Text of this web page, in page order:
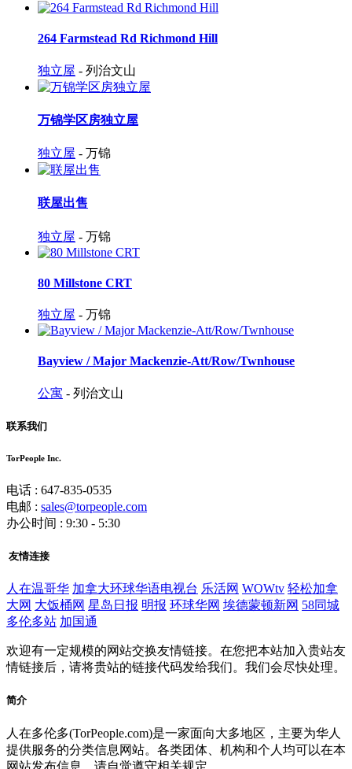
264 Farmstead Rd Richmond Hill
独立屋 - 列治文山
万锦学区房独立屋
独立屋 - 万锦
联屋出售
独立屋 - 万锦
80 Millstone CRT
独立屋 - 万锦
Bayview / Major Mackenzie-Att/Row/Twnhouse
公寓 - 列治文山
联系我们
TorPeople Inc.
电话 : 647-835-0535
电邮 : sales@torpeople.com
办公时间 : 9:30 - 5:30
友情连接
人在温哥华 加拿大环球华语电视台 乐活网 WOWtv 轻松加拿
大网 大饭桶网 星岛日报 明报 环球华网 埃德蒙顿新网 58同城
多伦多站 加国通
欢迎有一定规模的网站交换友情链接。在您把本站加入贵站友
情链接后，请将贵站的链接代码发给我们。我们会尽快处理。
简介
人在多伦多(TorPeople.com)是一家面向大多地区，主要为华人
提供服务的分类信息网站。各类团体、机构和个人均可以在本
网站发布信息，请自觉遵守相关规定。